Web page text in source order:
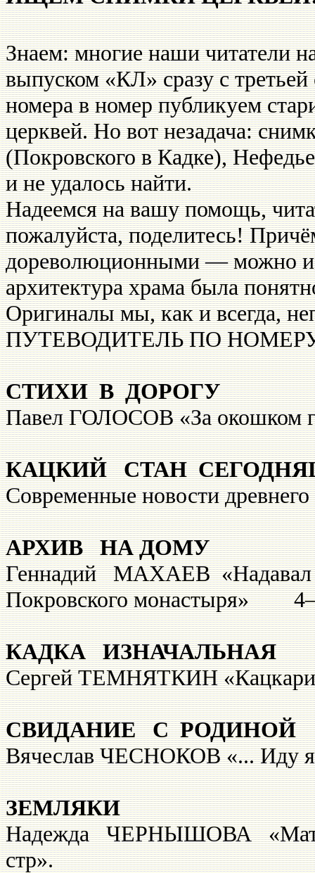
Знаем: многие наши читатели
выпуском «КЛ» сразу с
номера в номер публикуем
церквей. Но вот незадача:
(Покровского в Кадке),
и не удалось найти.
Надеемся на вашу помощь,
пожалуйста, поделитесь!
дореволюционными — можно и
архитектура храма была
Оригиналы мы, как и всегда,
ПУТЕВОДИТЕЛЬ ПО
СТИХИ В ДОРОГУ
Павел ГОЛОСОВ «За
КАЦКИЙ СТАН
Современные новости
АРХИВ НА ДОМУ
Геннадий МАХАЕВ «Надавал
Покровского монастыря»
КАДКА ИЗНАЧАЛЬНАЯ
Сергей ТЕМНЯТКИН
СВИДАНИЕ С РОДИНОЙ
Вячеслав ЧЕСНОКОВ «... Иду
ЗЕМЛЯКИ
Надежда ЧЕРНЫШОВА
стр».